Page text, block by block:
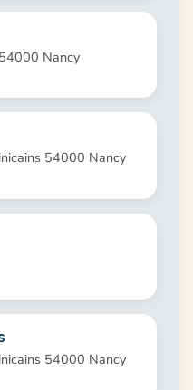
Nancy
54000 Nancy
54000 Nancy